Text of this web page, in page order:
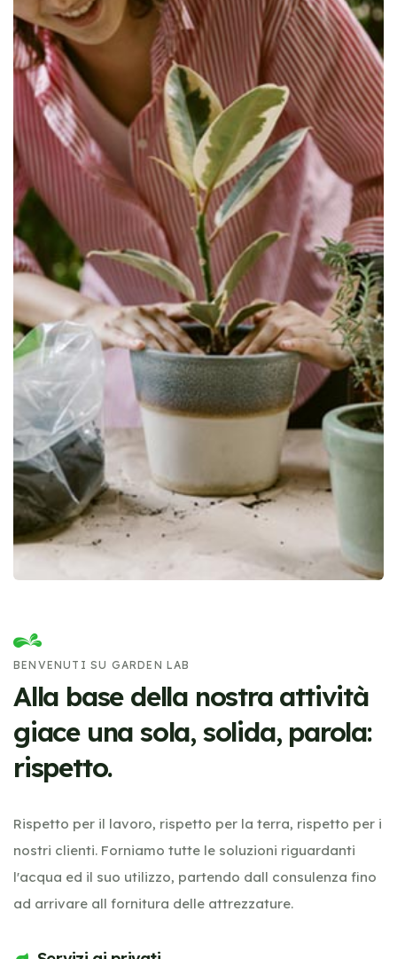
BENVENUTI SU GARDEN LAB
Alla base della nostra attività
giace una sola, solida, parola:
rispetto.
Rispetto per il lavoro, rispetto per la terra, rispetto per i
nostri clienti. Forniamo tutte le soluzioni riguardanti
l'acqua ed il suo utilizzo, partendo dall consulenza fino
ad arrivare all fornitura delle attrezzature.